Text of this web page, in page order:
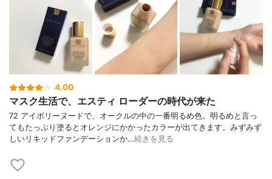
4.00
マスク生活で、エスティ ローダーの時代が来た
72 アイボリーヌードで、オークルの中の一番明るめ色。明るめと言っ
てもたっぷり塗るとオレンジにかかったカラーが出てきます。みずみず
しいリキッドファンデーションか…続きを見る